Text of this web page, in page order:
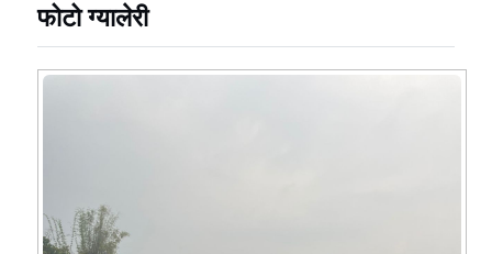
फोटो ग्यालेरी